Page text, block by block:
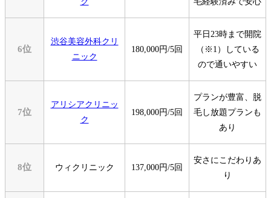
6位
渋谷美容外科クリ
ニック
180,000円/5回
平日23時まで開院
（※1）している
ので通いやすい
7位
アリシアクリニッ
ク
198,000円/5回
プランが豊富、脱
毛し放題プランも
あり
8位 ウィクリニック 137,000円/5回
安さにこだわりあ
り